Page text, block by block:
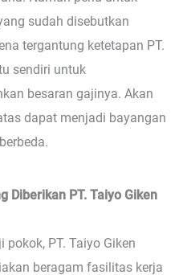
sudah disebutkan
tergantung ketetapan PT.
sendiri untuk
besaran gajinya. Akan
dapat menjadi bayangan
Diberikan PT. Taiyo Giken
PT. Taiyo Giken
beragam fasilitas kerja